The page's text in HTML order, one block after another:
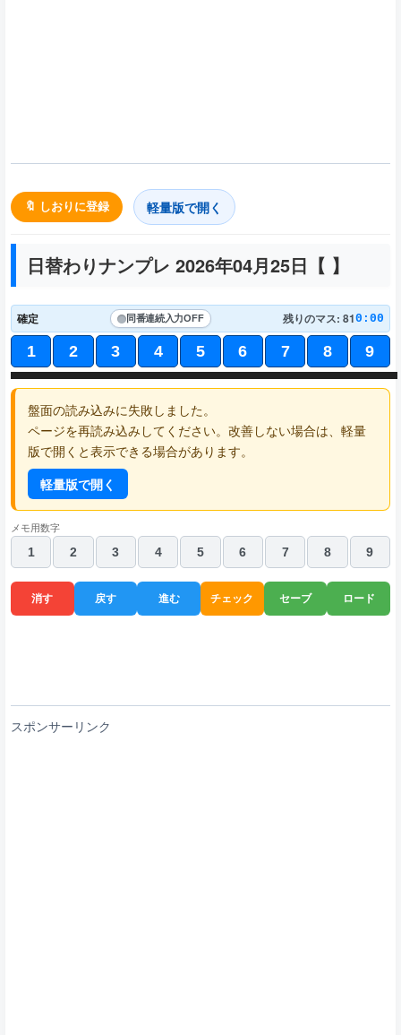
🔖 しおりに登録 軽量版で開く
日替わりナンプレ 2026年04月25日【 】
確定 同番連続入力OFF 残りのマス: 810:00
1 2 3 4 5 6 7 8 9
盤面の読み込みに失敗しました。
ページを再読み込みしてください。改善しない場合は、軽量
版で開くと表示できる場合があります。
軽量版で開く
メモ用数字
1
2 3 4 5 6 7 8 9
消す 戻す 進む チェック セーブ ロード
スポンサーリンク